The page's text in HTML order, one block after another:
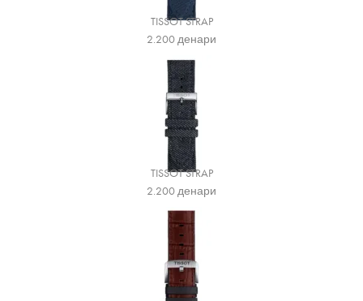
TISSOT STRAP
2.200денари
TISSOT STRAP
2.200денари